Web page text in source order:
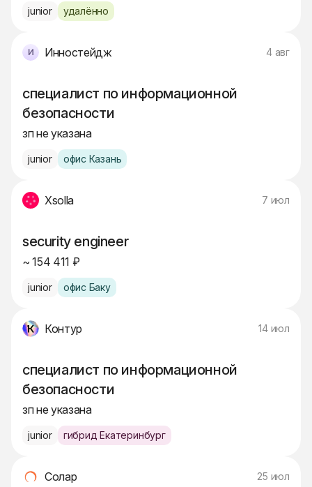
junior удалённо
Инностейдж 4 авг
специалист по информационной
безопасности
зп не указана
junior офис Казань
Xsolla 7 июл
security engineer
~ 154 411 ₽
junior офис Баку
Контур 14 июл
специалист по информационной
безопасности
зп не указана
junior гибрид Екатеринбург
Солар 25 июл